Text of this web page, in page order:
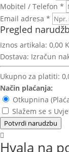
Mobitel / Telefon *
Email adresa *
Pregled
Iznos artikala: 0,00
Dostava: Izračun
Ukupno za platiti:
Način plaćanja:
Otkupnina
Slažem se s
Potvrdi narudzbu
Hvala na